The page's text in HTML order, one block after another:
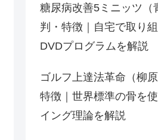
糖尿病改善5ミニッツ（
判・特徴｜自宅で取り
DVDプログラムを解説
ゴルフ上達法革命（柳
特徴｜世界標準の骨を
イング理論を解説